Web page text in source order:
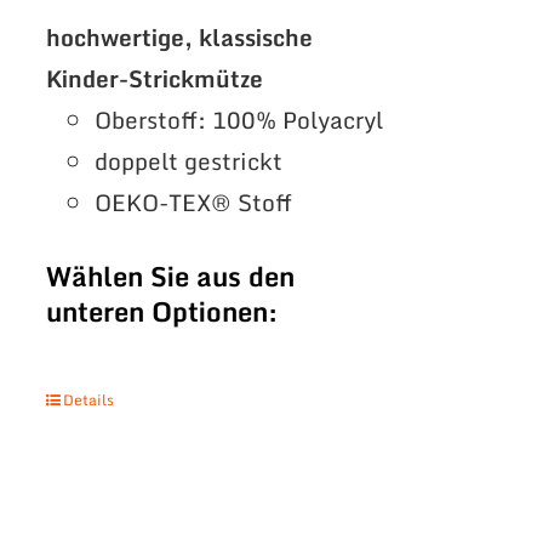
hochwertige, klassische
Kinder-Strickmütze
Oberstoff: 100% Polyacryl
doppelt gestrickt
OEKO-TEX® Stoff
Wählen Sie aus den
unteren Optionen:
Details